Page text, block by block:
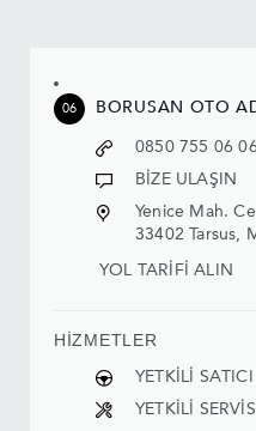
06 BORUSAN OTO
0850 755 06 06
BİZE ULAŞIN
Yenice Mah.
33402 Tarsus,
YOL TARİFİ ALIN
HİZMETLER
YETKİLİ SATICI
YETKİLİ SERVİS